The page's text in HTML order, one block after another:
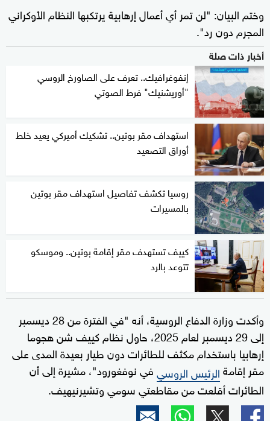
وختم البيان: "لن تمر أي أعمال إرهابية يرتكبها النظام الأوكراني
المجرم دون رد".
أخبار ذات صلة
إنفوغرافيك.. تعرف على الصاورخ الروسي
"أوريشنيك" فرط الصوتي
استهداف مقر بوتين.. تشكيك أميركي يعيد خلط
أوراق التصعيد
روسيا تكشف تفاصيل استهداف مقر بوتين
بالمسيرات
كييف تستهدف مقر إقامة بوتين.. وموسكو
تتوعد بالرد
وأكدت وزارة الدفاع الروسية، أنه "في الفترة من 28 ديسمبر
إلى 29 ديسمبر لعام 2025، حاول نظام كييف شن هجوما
إرهابيا باستخدام مكثف للطائرات دون طيار بعيدة المدى على
مقر إقامةالرئيس الروسيفي نوفغورود"، مشيرة إلى أن
الطائرات أقلعت من مقاطعتي سومي وتشيرنيهيف.